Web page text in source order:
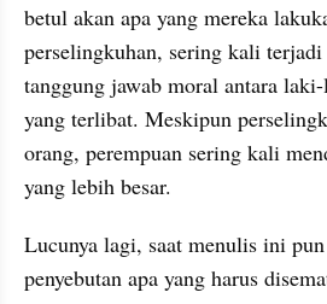
betul akan apa yang mereka
perselingkuhan, sering kali
tanggung jawab moral antara
yang terlibat. Meskipun
orang, perempuan sering kali
yang lebih besar.
Lucunya lagi, saat menulis ini
penyebutan apa yang harus